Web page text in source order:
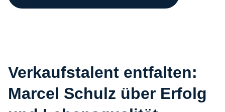
Verkaufstalent entfalten:
Marcel Schulz über Erfolg